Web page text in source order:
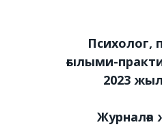
Психолог,
ғылыми-
2023